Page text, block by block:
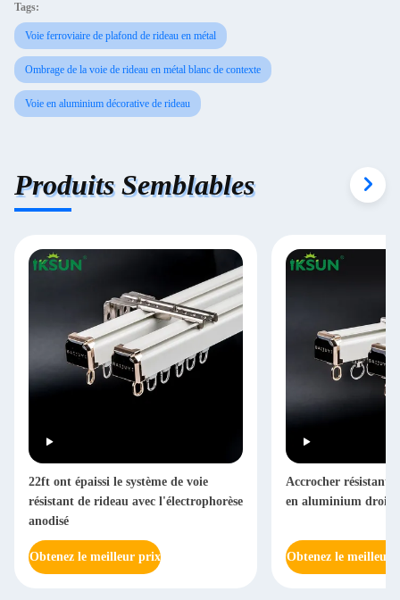
Tags:
Voie ferroviaire de plafond de rideau en métal
Ombrage de la voie de rideau en métal blanc de contexte
Voie en aluminium décorative de rideau
Produits Semblables
22ft ont épaissi le système de voie
résistant de rideau avec l'électrophorèse
anodisé
Obtenez le meilleur prix
Accrocher résistant
en aluminium droite
Obtenez le meilleur